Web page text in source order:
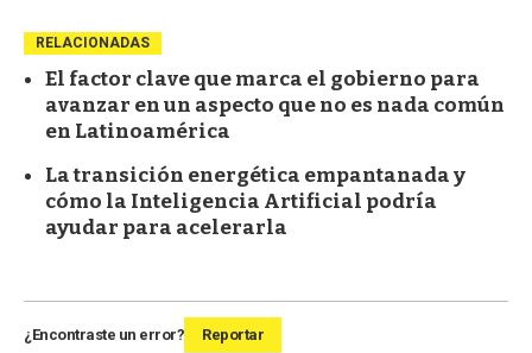
RELACIONADAS
El factor clave que marca el gobierno para
avanzar en un aspecto que no es nada común
en Latinoamérica
La transición energética empantanada y
cómo la Inteligencia Artificial podría
ayudar para acelerarla
¿Encontraste un error? Reportar